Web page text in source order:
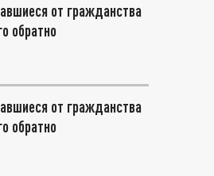
от гражданства
обратно
от гражданства
обратно